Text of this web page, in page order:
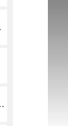
应用
净室风场检测整机